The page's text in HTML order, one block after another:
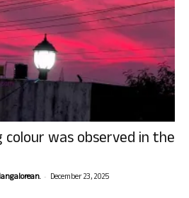
was observed in the
- December 23, 2025